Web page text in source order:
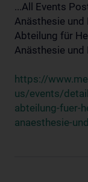
...All Events
Anästhesie und
Abteilung für
Anästhesie
https://
us/events/
abteilung-fuer-
anaesthesie-